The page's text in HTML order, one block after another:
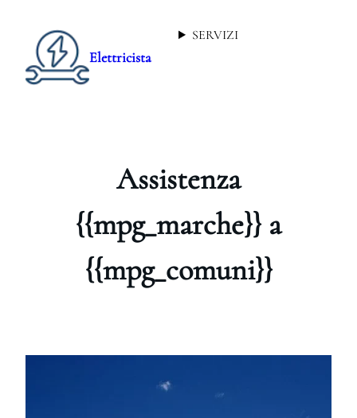
Elettricista
SERVIZI
Assistenza
{{mpg_marche}} a
{{mpg_comuni}}